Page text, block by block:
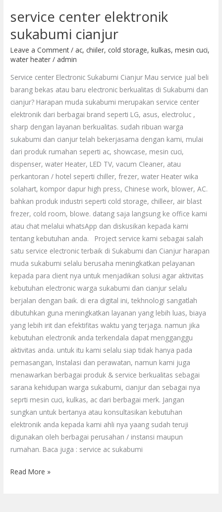
service center elektronik
sukabumi cianjur
Leave a Comment / ac, chiiler, cold storage,kulkas,mesin cuci,
water heater / admin
Service center Electronic Sukabumi Cianjur Mau service jual beli
barang bekas atau baru electronic berkualitas di Sukabumi dan
cianjur? Harapan muda sukabumi merupakan service center
elektronik dari berbagai brand seperti LG, asus, electroluc ,
sharp dengan layanan berkualitas. sudah ribuan warga
sukabumi dan cianjur telah bekerjasama dengan kami, mulai
dari produk rumahan seperti ac, showcase, mesin cuci,
dispenser, water Heater, LED TV, vacum Cleaner, atau
perkantoran / hotel seperti chiller, frezer, water Heater wika
solahart, kompor dapur high press, Chinese work, blower, AC.
bahkan produk industri seperti cold storage, chilleer, air blast
frezer, cold room, blowe. datang saja langsung ke office kami
atau chat melalui whatsApp dan diskusikan kepada kami
tentang kebutuhan anda. Project service kami sebagai salah
satu service electronic terbaik di Sukabumi dan Cianjur harapan
muda sukabumi selalu berusaha meningkatkan pelayanan
kepada para client nya untuk menjadikan solusi agar aktivitas
kebutuhan electronic warga sukabumi dan cianjur selalu
berjalan dengan baik. di era digital ini, tekhnologi sangatlah
dibutuhkan guna meningkatkan layanan yang lebih luas, biaya
yang lebih irit dan efektifitas waktu yang terjaga. namun jika
kebutuhan electronik anda terkendala dapat mengganggu
aktivitas anda. untuk itu kami selalu siap tidak hanya pada
pemasangan, Instalasi dan perawatan, namun kami juga
menawarkan berbagai produk & service berkualitas sebagai
sarana kehidupan warga sukabumi, cianjur dan sebagai nya
seprti mesin cuci, kulkas, ac dari berbagai merk. Jangan
sungkan untuk bertanya atau konsultasikan kebutuhan
elektronik anda kepada kami ahli nya yaang sudah teruji
digunakan oleh berbagai perusahan / instansi maupun
rumahan. Baca juga : service ac sukabumi
service
elektronik
sukabumi
cianjur
Read More »